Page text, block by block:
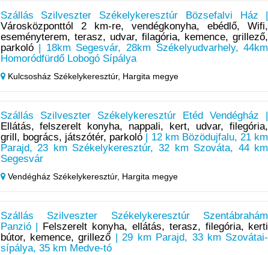
Szállás Szilveszter Székelykeresztúr Bözsefalvi Ház |
Városközponttól 2 km-re, vendégkonyha, ebédlő, Wifi,
eseményterem, terasz, udvar, filagória, kemence, grillező,
parkoló| 18km Segesvár, 28km Székelyudvarhely, 44km
Homoródfürdő Lobogó Sípálya
Kulcsosház Székelykeresztúr, Hargita megye
Szállás Szilveszter Székelykeresztúr Etéd Vendégház |
Ellátás, felszerelt konyha, nappali, kert, udvar, filegória,
grill, bogrács, játszótér, parkoló | 12 km Bözödujfalu, 21 km
Parajd, 23 km Székelykeresztúr, 32 km Szováta, 44 km
Segesvár
Vendégház Székelykeresztúr, Hargita megye
Szállás Szilveszter Székelykeresztúr Szentábrahám
Panzió |
Felszerelt konyha, ellátás, terasz, filegória, kerti
bútor, kemence, grillező | 29 km Parajd, 33 km Szovátai-
sípálya, 35 km Medve-tó